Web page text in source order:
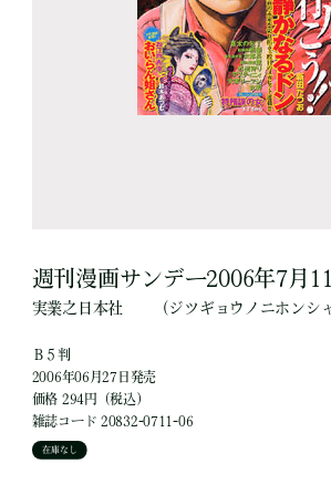
週刊漫画サンデー2006年7月
実業之日本社 （ジツギョウノニホンシ
Ｂ５判
2006年06月27日発売
価格 294円（税込）
雑誌コード 20832-0711-06
在庫なし